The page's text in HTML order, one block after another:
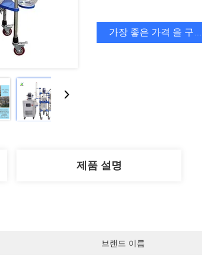
가장 좋은 가격 을 구하
제품 설명
브랜드 이름